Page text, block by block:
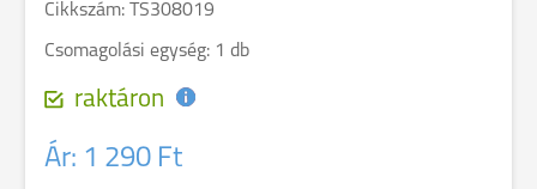
Cikkszám: TS308019
Csomagolási egység: 1 db
raktáron
Ár: 1 290 Ft